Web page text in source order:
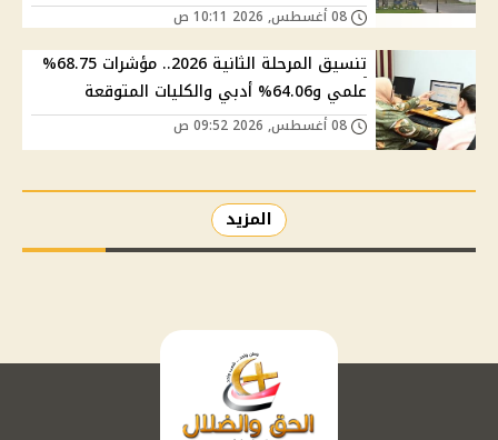
تنسيق المرحلة الثانية 2026.. مؤشرات 68.75%
علمي و64.06% أدبي والكليات المتوقعة
المزيد